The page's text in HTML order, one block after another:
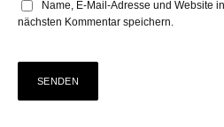
Name, E-Mail-Adresse und Website
nächsten Kommentar speichern.